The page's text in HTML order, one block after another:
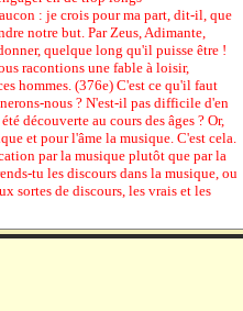
: je crois pour ma part, dit-il, que
notre but. Par Zeus, Adimante,
quelque long qu'il puisse être !
racontions une fable à loisir,
hommes. (376e) C'est ce qu'il faut
nous ? N'est-il pas difficile d'en
découverte au cours des âges ? Or,
et pour l'âme la musique. C'est cela.
par la musique plutôt que par la
tu les discours dans la musique, ou
sortes de discours, les vrais et les